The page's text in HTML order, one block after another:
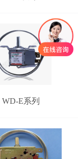
WD-E系列